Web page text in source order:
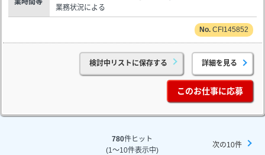
業時間等
業務状況による
CFI145852
検討中リストに保存する 詳細を見る
このお仕事に応募
780件ヒット
(1～10件表示中)
次の10件